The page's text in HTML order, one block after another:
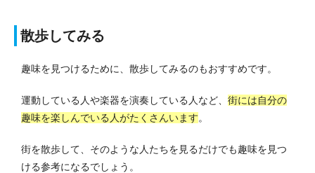
散歩してみる
趣味を見つけるために、散歩してみるのもおすすめです。
運動している人や楽器を演奏している人など、 街には自分の
趣味を楽しんでいる人がたくさんいます。
街を散歩して、そのような人たちを見るだけでも趣味を見つ
ける参考になるでしょう。